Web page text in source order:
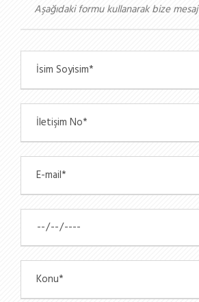
Aşağıdaki formu kullanarak bize